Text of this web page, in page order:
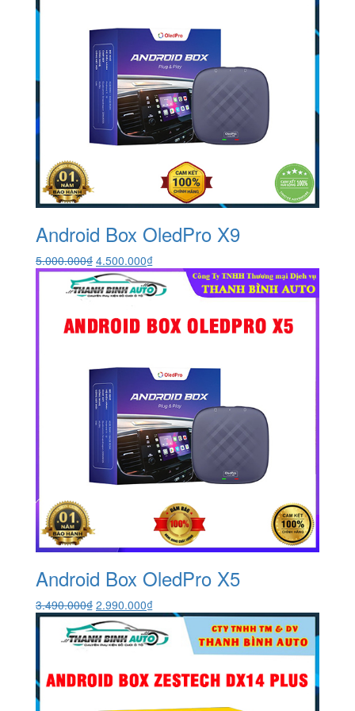
Android Box OledPro X9
5.000.000₫ Giá
gốc
là:
4.500.000₫Giá
hiện
tại
4.500.000₫.
Android Box OledPro X5
3.490.000₫ Giá
gốc
là:
3.490.000₫.
2.990.000₫Giá
hiện
tại